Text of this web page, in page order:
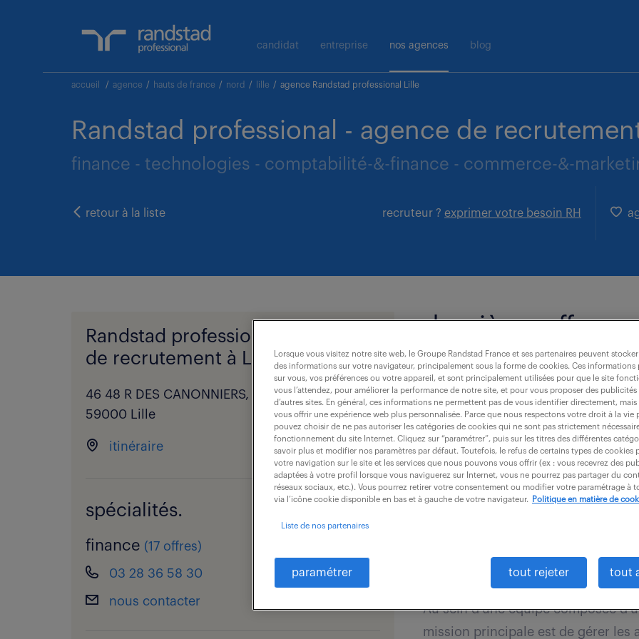
candidat entreprise nos agences blog
accueil / agence / hauts de france / nord / lille / agence Randstad professional Lille
Randstad professional - agence de
finance - technologies - comptabilité-&-finance - commerce-&-
recruteur ? exprimer votre besoin RH
retour à la liste
Randstad professional - agence
de recrutement à Lille.
46 48 R DES CANONNIERS,
59000 Lille
itinéraire
spécialités.
finance (17 offres)
03 28 36 58 30
nous contacter
dernières offres -
recevoir les offres par mail
CONSEILLER RELATION
PRÉVOYANCE (F/H)
Roubaix (59) intérim
Au sein d'une équipe composée
mission principale est de gérer les
Lorsque vous visitez notre site web, le Groupe Randstad France et ses partenaires peuvent
des informations sur votre navigateur, principalement sous la forme de cookies. Ces informations
sur vous, vos préférences ou votre appareil, et sont principalement utilisées pour que le site
vous l’attendez, pour améliorer la performance de notre site, et pour vous proposer des publicités
d’autres sites. En général, ces informations ne permettent pas de vous identifier directement,
vous offrir une expérience web plus personnalisée. Parce que nous respectons votre droit à la vie
pouvez choisir de ne pas autoriser les catégories de cookies qui ne sont pas strictement
fonctionnement du site Internet. Cliquez sur “paramétrer”, puis sur les titres des différentes
savoir plus et modifier nos paramètres par défaut. Toutefois, le refus de certains types de cookies
votre navigation sur le site et les services que nous pouvons vous offrir (ex : vous recevrez des
adaptées à votre profil lorsque vous naviguerez sur Internet, vous ne pourrez pas partager du
réseaux sociaux, etc.). Vous pourrez retirer votre consentement ou modifier votre paramétrage à
via l’icône cookie disponible en bas et à gauche de votre navigateur.
Politique en matière de
Liste de nos partenaires
paramétrer tout rejeter tout